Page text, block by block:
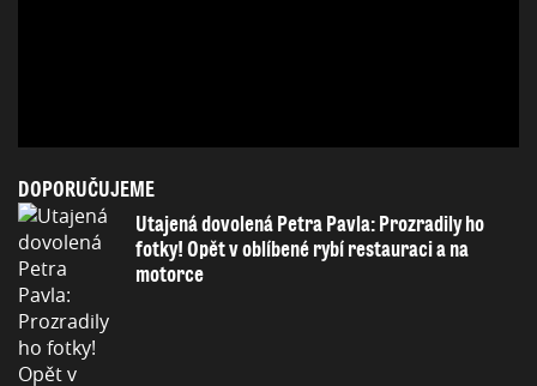
DOPORUČUJEME
Utajená dovolená Petra Pavla: Prozradily ho
fotky! Opět v oblíbené rybí restauraci a na
motorce